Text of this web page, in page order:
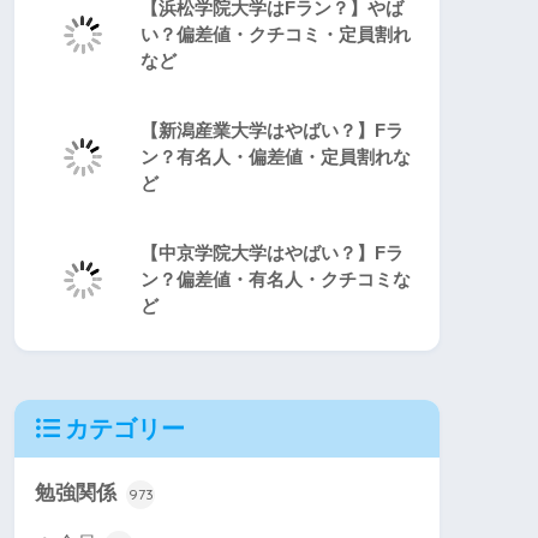
【浜松学院大学はFラン？】やば
い？偏差値・クチコミ・定員割れ
など
【新潟産業大学はやばい？】Fラ
ン？有名人・偏差値・定員割れな
ど
【中京学院大学はやばい？】Fラ
ン？偏差値・有名人・クチコミな
ど
カテゴリー
勉強関係 973